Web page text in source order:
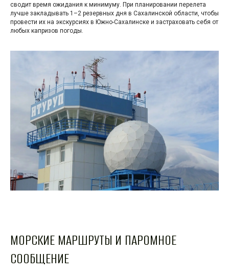
сводит время ожидания к минимуму. При планировании перелета
лучше закладывать 1–2 резервных дня в Сахалинской области, чтобы
провести их на экскурсиях в Южно-Сахалинске и застраховать себя от
любых капризов погоды.
МОРСКИЕ МАРШРУТЫ И ПАРОМНОЕ
СООБЩЕНИЕ